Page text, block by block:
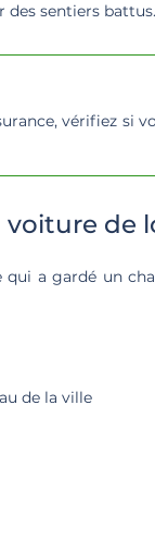
sentiers
vérifiez si
voiture de
a gardé un
de la ville